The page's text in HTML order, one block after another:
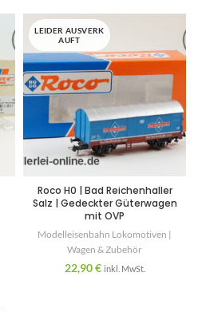
LEIDER AUSVERK
AUFT
Roco H0 | Bad Reichenhaller
Salz | Gedeckter Güterwagen
mit OVP
Modelleisenbahn Lokomotiven |
Wagen & Zubehör
22,90€ inkl. MwSt.